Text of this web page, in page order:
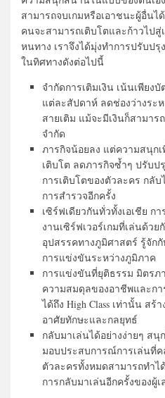
สามารถจบเกมหรือเอาชนะผู้อื่นไ
คนจะสามารถเติบโตและก้าวไป
หนทาง เราจึงได้มุ่งทำการปรับปรุ
ในทิศทางดังต่อไปนี้
จำกัดการเติมเงิน เน้นเพียง
แต่ละสัปดาห์ ลดช่องว่างระ
สายเติม แม้จะมีเงินก็สามาร
จำกัด
ภารกิจน้อยลง แต่ความสนุก
เติบโต ลดภารกิจซ้ำๆ ปรับป
การเติบโตของตัวละคร กลั
การสำรวจอีกครั้ง
เซิร์ฟเดียวกันทั่วทั้งเอเชีย ก
งานเซิร์ฟเวอร์เกมที่เล่นด้วย
อุปสรรคทางภูมิศาสตร์ รู้จัก
การแข่งขันระหว่างภูมิภาค
การแข่งขันที่ยุติธรรม มิตรภ
ความสมดุลของอาชีพและก
ได้ถึง High Class เท่านั้น สร้
อาศัยทักษะและกลยุทธ์
กลับมาเล่นได้อย่างง่ายๆ ส
มอบประสบการณ์การเล่นที่
ตัวละครทั้งหมดสามารถทำไ
การกลับมาเล่นอีกครั้งของผู้เ